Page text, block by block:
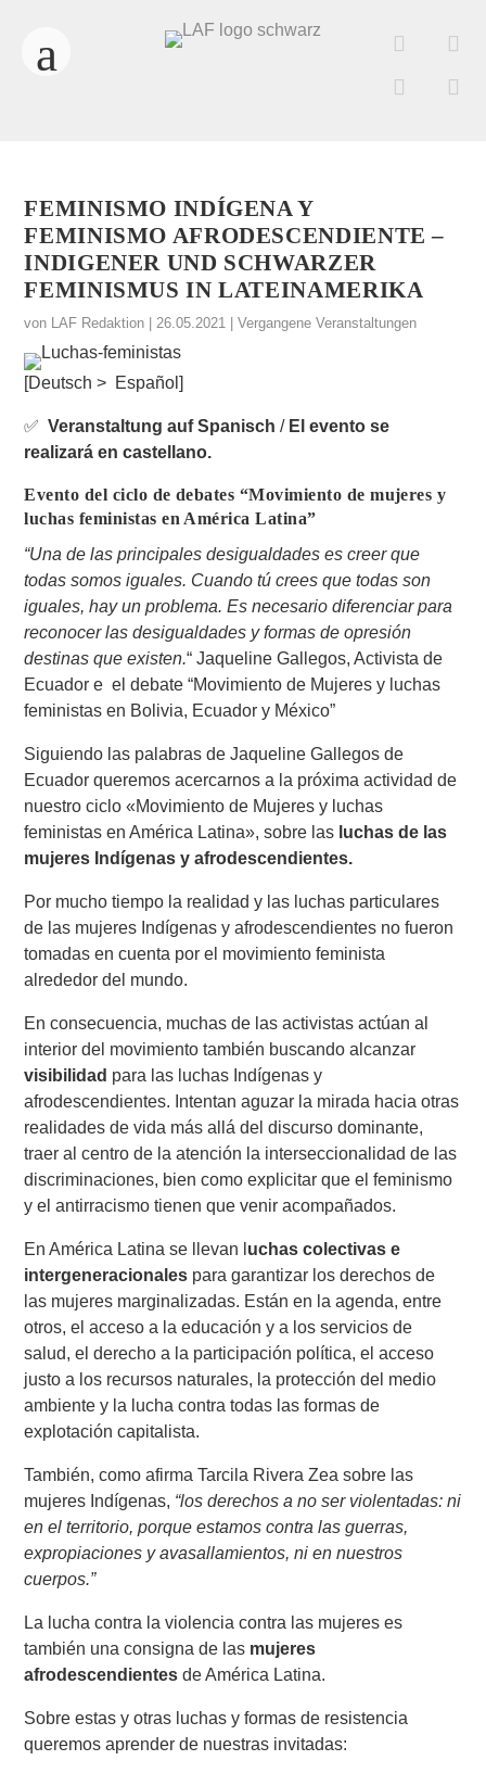
FEMINISMO INDÍGENA Y
FEMINISMO AFRODESCENDIENTE –
INDIGENER UND SCHWARZER
FEMINISMUS IN LATEINAMERIKA
von LAF Redaktion |26.05.2021 |Vergangene Veranstaltungen
[Deutsch > Español]
✅Veranstaltung auf Spanisch / El evento se
realizará en castellano.
Evento del ciclo de debates “Movimiento de mujeres y
luchas feministas en América Latina”
“Una de las principales desigualdades es creer que
todas somos iguales. Cuando tú crees que todas son
iguales, hay un problema. Es necesario diferenciar para
reconocer las desigualdades y formas de opresión
destinas que existen.“ Jaqueline Gallegos, Activista de
Ecuador e el debate “Movimiento de Mujeres y luchas
feministas en Bolivia, Ecuador y México”
Siguiendo las palabras de Jaqueline Gallegos de
Ecuador queremos acercarnos a la próxima actividad de
nuestro ciclo «Movimiento de Mujeres y luchas
feministas en América Latina», sobre las luchas de las
mujeres Indígenas y afrodescendientes.
Por mucho tiempo la realidad y las luchas particulares
de las mujeres Indígenas y afrodescendientes no fueron
tomadas en cuenta por el movimiento feminista
alrededor del mundo.
En consecuencia, muchas de las activistas actúan al
interior del movimiento también buscando alcanzar
visibilidad para las luchas Indígenas y
afrodescendientes. Intentan aguzar la mirada hacia otras
realidades de vida más allá del discurso dominante,
traer al centro de la atención la interseccionalidad de las
discriminaciones, bien como explicitar que el feminismo
y el antirracismo tienen que venir acompañados.
En América Latina se llevan l uchas colectivas e
intergeneracionales para garantizar los derechos de
las mujeres marginalizadas. Están en la agenda, entre
otros, el acceso a la educación y a los servicios de
salud, el derecho a la participación política, el acceso
justo a los recursos naturales, la protección del medio
ambiente y la lucha contra todas las formas de
explotación capitalista.
También, como afirma Tarcila Rivera Zea sobre las
mujeres Indígenas, “los derechos a no ser violentadas: ni
en el territorio, porque estamos contra las guerras,
expropiaciones y avasallamientos, ni en nuestros
cuerpos.”
La lucha contra la violencia contra las mujeres es
también una consigna de las mujeres
afrodescendientes de América Latina.
Sobre estas y otras luchas y formas de resistencia
queremos aprender de nuestras invitadas: